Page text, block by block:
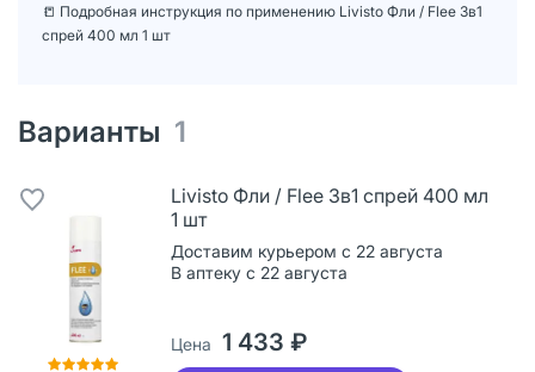
📒 Подробная инструкция по применению Livisto Фли / Flee 3в1
спрей 400 мл 1 шт
Варианты 1
Livisto Фли / Flee 3в1 спрей 400 мл
1 шт
Доставим курьером с 22 августа
В аптеку с 22 августа
Цена 1 433 ₽